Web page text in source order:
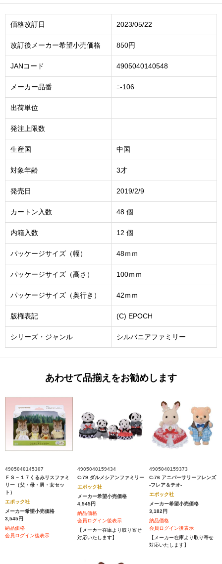
価格改訂日 2023/05/22
改訂後メーカー希望小売価格 850円
JANコード 4905040140548
メーカー品番 ﾆ-106
出荷単位
発注上限数
生産国 中国
対象年齢 3才
発売日 2019/2/9
カートン入数 48 個
内箱入数 12 個
パッケージサイズ（幅） 48ｍｍ
パッケージサイズ（高さ） 100ｍｍ
パッケージサイズ（奥行き） 42ｍｍ
版権表記 (C) EPOCH
シリーズ・ジャンル シルバニアファミリー
あわせて品揃えをお勧めします
4905040145307
ＦＳ－１７くるみリスファミ
リー（父・母・男・女セッ
ト）
エポック社
メーカー希望小売価格
3,545円
納品価格
会員ログイン後表示
4905040159434
C-79 ダルメシアンファミリー
エポック社
メーカー希望小売価格
4,545円
納品価格
会員ログイン後表示
【メーカー在庫より取り寄せ
対応いたします】
4905040159373
C-76 アニバーサリーフレンズ
-フレア＆テオ-
エポック社
メーカー希望小売価格
3,182円
納品価格
会員ログイン後表示
【メーカー在庫より取り寄せ
対応いたします】